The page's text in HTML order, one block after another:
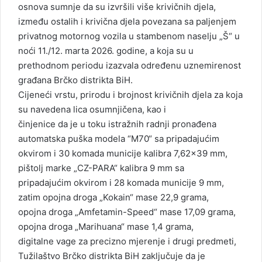
osnova sumnje da su izvršili više krivičnih djela,
između ostalih i krivična djela povezana sa paljenjem
privatnog motornog vozila u stambenom naselju „Š“ u
noći 11./12. marta 2026. godine, a koja su u
prethodnom periodu izazvala određenu uznemirenost
građana Brčko distrikta BiH.
Cijeneći vrstu, prirodu i brojnost krivičnih djela za koja
su navedena lica osumnjičena, kao i
činjenice da je u toku istražnih radnji pronađena
automatska puška modela “M70“ sa pripadajućim
okvirom i 30 komada municije kalibra 7,62×39 mm,
pištolj marke „CZ-PARA“ kalibra 9 mm sa
pripadajućim okvirom i 28 komada municije 9 mm,
zatim opojna droga „Kokain“ mase 22,9 grama,
opojna droga „Amfetamin-Speed“ mase 17,09 grama,
opojna droga „Marihuana“ mase 1,4 grama,
digitalne vage za precizno mjerenje i drugi predmeti,
Tužilaštvo Brčko distrikta BiH zaključuje da je